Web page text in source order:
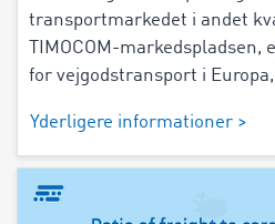
transportmarkedet i andet
TIMOCOM-
for vejgodstransport i
Yderligere informationer >